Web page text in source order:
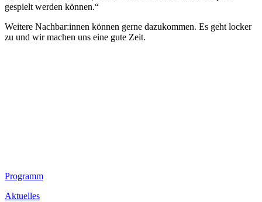
gespielt werden können.“
Weitere Nachbar:innen können gerne dazukommen. Es geht locker
zu und wir machen uns eine gute Zeit.
Footer
Inhalt
Programm
Aktuelles